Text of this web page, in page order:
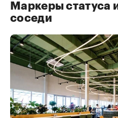
Маркеры статуса
соседи